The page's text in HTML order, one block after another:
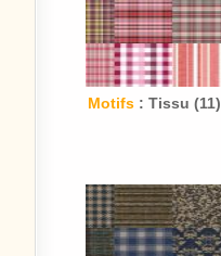
Motifs : Tissu (11)